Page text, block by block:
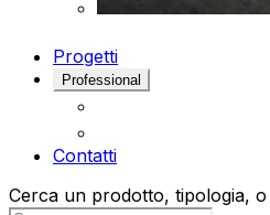
Progetti
Professional
Contatti
Cerca un prodotto, tipologia,